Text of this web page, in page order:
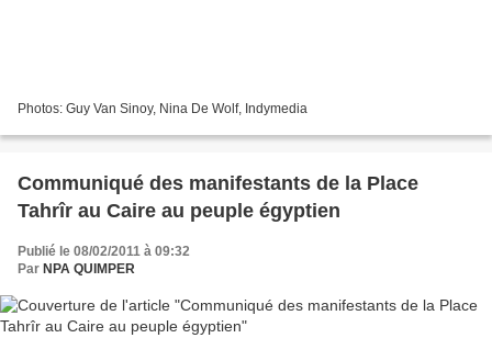
Photos: Guy Van Sinoy, Nina De Wolf, Indymedia
Communiqué des manifestants de la Place
Tahrîr au Caire au peuple égyptien
Publié le 08/02/2011 à 09:32
Par NPA QUIMPER